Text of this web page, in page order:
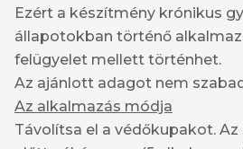
Ezért a készítmény krónikus
állapotokban történő
felügyelet mellett történhet.
Az ajánlott adagot nem
Az alkalmazás módja
Távolítsa el a védőkupakot.